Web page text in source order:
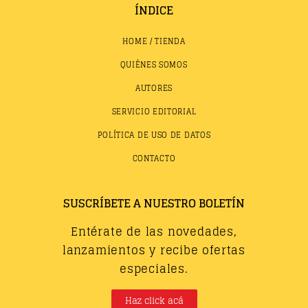
ÍNDICE
HOME / TIENDA
QUIÉNES SOMOS
AUTORES
SERVICIO EDITORIAL
POLÍTICA DE USO DE DATOS
CONTACTO
SUSCRÍBETE A NUESTRO BOLETÍN
Entérate de las novedades,
lanzamientos y recibe ofertas
especiales.
Haz click acá